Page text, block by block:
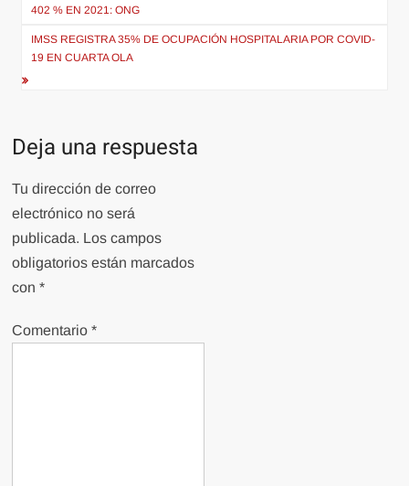
entradas
402 % EN 2021: ONG
IMSS REGISTRA 35% DE OCUPACIÓN HOSPITALARIA POR COVID-
19 EN CUARTA OLA
Deja una respuesta
Tu dirección de correo
electrónico no será
publicada. Los campos
obligatorios están marcados
con*
Comentario*